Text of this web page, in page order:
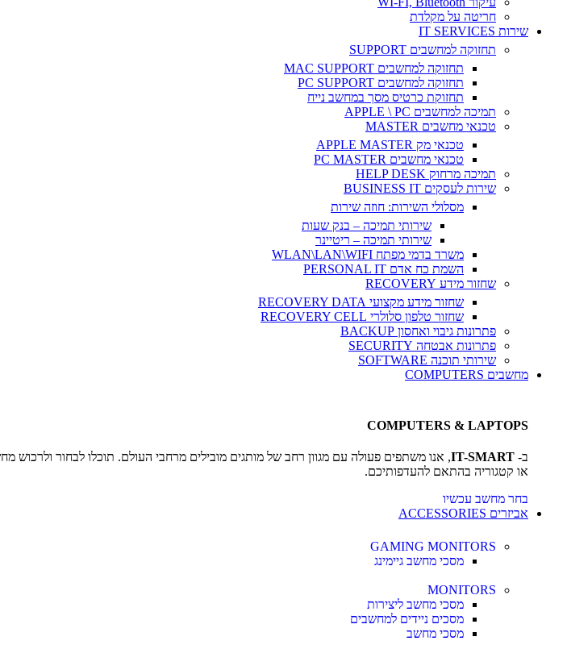
חריטה על מקלדת
שירות IT SERVICES
תחזוקה למחשבים SUPPORT
תחזוקה למחשבים MAC SUPPORT
תחזוקה למחשבים PC SUPPORT
תחזוקת כרטיס מסך במחשב נייח
תמיכה למחשבים APPLE \ PC
טכנאי מחשבים MASTER
טכנאי מק APPLE MASTER
טכנאי מחשבים PC MASTER
תמיכה מרחוק HELP DESK
שירות לעסקים BUSINESS IT
מסלולי השירות: חוזה שירות
שירותי תמיכה – בנק שעות
שירותי תמיכה – ריטיינר
משרד בדמי מפתח WLAN\LAN\WIFI
השמת כח אדם PERSONAL IT
שחזור מידע RECOVERY
שחזור מידע מקצועי RECOVERY DATA
שחזור טלפון סלולרי RECOVERY CELL
פתרונות גיבוי ואחסון BACKUP
פתרונות אבטחה SECURITY
שירותי תוכנה SOFTWARE
מחשבים COMPUTERS
COMPUTERS & LAPTOPS
ב- IT-SMART, אנו משתפים פעולה עם מגוון רחב של מותגים מובילים מרחבי העולם. תוכלו לבחור ולרכוש
או קטגוריה בהתאם להעדפותיכם.
בחר מחשב עכשיו
אביזרים ACCESSORIES
GAMING MONITORS
מסכי מחשב גיימינג
MONITORS
מסכי מחשב ליצירות
מסכים ניידים למחשבים
מסכי מחשב